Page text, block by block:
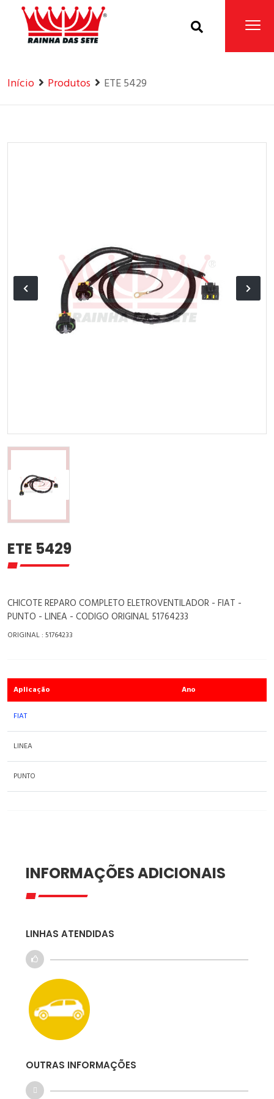
Home Produtos
Início Produtos ETE 5429
ETE 5429
CHICOTE REPARO COMPLETO ELETROVENTILADOR - FIAT -
PUNTO - LINEA - CODIGO ORIGINAL 51764233
ORIGINAL : 51764233
Aplicação Ano
FIAT
LINEA
PUNTO
INFORMAÇÕES ADICIONAIS
LINHAS ATENDIDAS
OUTRAS INFORMAÇÕES